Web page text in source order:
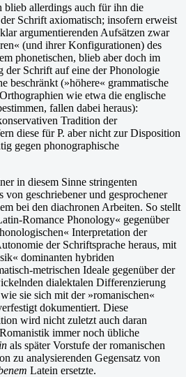
blieb allerdings auch für ihn die
Schrift axiomatisch; insofern erweist
argumentierenden Aufsätzen zwar
(und ihrer Konfigurationen) des
phoneti­schen, blieb aber doch im
der Schrift auf eine der Phonologie
be­schränkt (»höhere« grammatische
wie etwa die englische
fallen dabei heraus):
Tradition der
diese für P. aber nicht zur Disposition
gegen phonographische
in diesem Sinne stringenten
geschriebener und ge­sprochener
bei den diachronen Arbeiten. So stellt
Romance Phonology« gegenüber
Interpreta­tion der
der Schriftsprache heraus, mit
dominanten hybri­den
metrischen Ideale gegenüber der
dialektalen Differenzie­rung
sie sich mit der »romanischen«
dokumentiert. Diese
wird nicht zuletzt auch daran
immer noch übliche
als später Vorstufe der romanischen
zu analysierenden Gegensatz von
Latein ersetzte.